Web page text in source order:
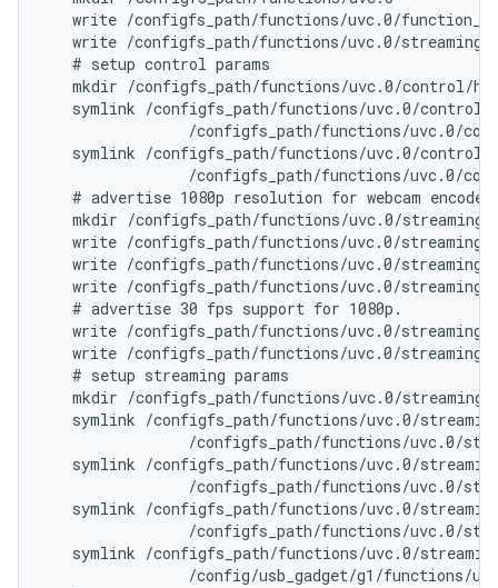
write /configfs_path/functions/uvc.0/
write /configfs_path/functions/uvc.0/
   # setup control params
mkdir /configfs_path/functions/uvc.0/control/
symlink /configfs_path/functions/uvc.0/control/
/configfs_path/functions/uvc.0/
symlink /configfs_path/functions/uvc.0/control/
/configfs_path/functions/uvc.0/
# advertise 1080p resolution for webcam
mkdir /configfs_path/functions/uvc.0/
write /configfs_path/functions/uvc.0/
write /configfs_path/functions/uvc.0/
write /configfs_path/functions/uvc.0/
   # advertise 30 fps support for 1080p.
write /configfs_path/functions/uvc.0/
write /configfs_path/functions/uvc.0/
   # setup streaming params
mkdir /configfs_path/functions/uvc.0/streaming/
symlink /configfs_path/functions/uvc.0/
/configfs_path/functions/uvc.0/
symlink /configfs_path/functions/uvc.0/
/configfs_path/functions/uvc.0/
symlink /configfs_path/functions/uvc.0/
/configfs_path/functions/uvc.0/
symlink /configfs_path/functions/uvc.0/
/config/usb_gadget/g1/functions/